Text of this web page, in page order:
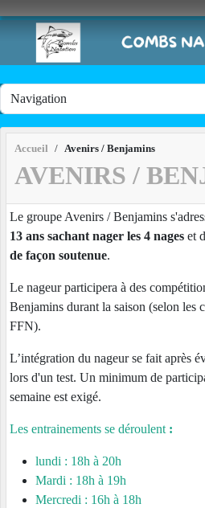
Accueil Avenirs / Benjamins
AVENIRS /
Le groupe Avenirs / Benjamins
13 ans sachant nager les 4 nages et
de façon soutenue.
Le nageur participera à des
Benjamins durant la saison (selon les
FFN).
L’intégration du nageur se fait après
lors d'un test. Un minimum de
semaine est exigé.
Les entrainements se déroulent :
lundi : 18h à 20h
Mardi : 18h à 19h
Mercredi : 16h à 18h